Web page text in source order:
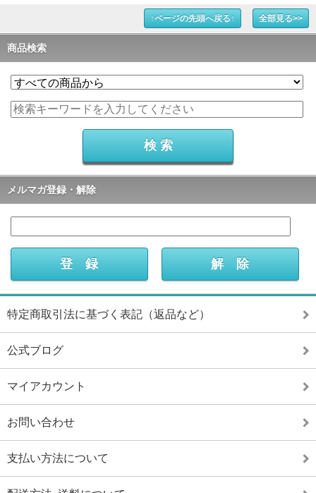
↑ページの先頭へ戻る↑ 全部見る>>
商品検索
メルマガ登録・解除
特定商取引法に基づく表記（返品など）
公式ブログ
マイアカウント
お問い合わせ
支払い方法について